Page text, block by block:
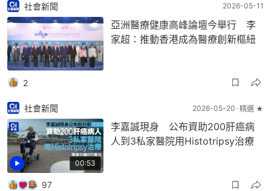
社會新聞 2026-05-11
亞洲醫療健康高峰論壇今舉行 李
家超：推動香港成為醫療創新樞紐
2
00:53
社會新聞 2026-05-20 精選 ★
李嘉誠現身 公布資助200肝癌病
人到3私家醫院用Histotripsy治療
97